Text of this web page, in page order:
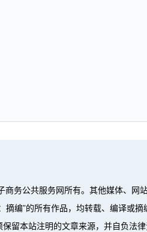
务公共服务网所有。其他媒体、网
摘编”的所有作品，均转载、编译
留本站注明的文章来源，并自负法律